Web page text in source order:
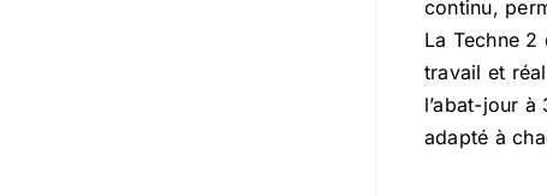
continu,
La Techne
travail et
l’abat-jour à
adapté à